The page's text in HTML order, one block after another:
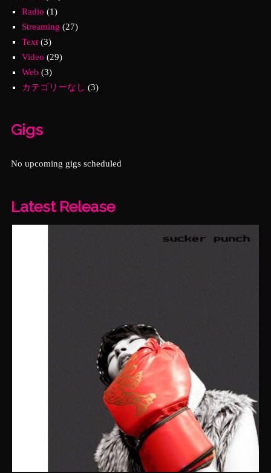
Radio (1)
Streaming (27)
Text(3)
Video (29)
Web (3)
カテゴリーなし (3)
Gigs
No upcoming gigs scheduled
Latest Release